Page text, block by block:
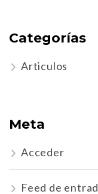
Categorías
Articulos
Meta
Acceder
Feed de